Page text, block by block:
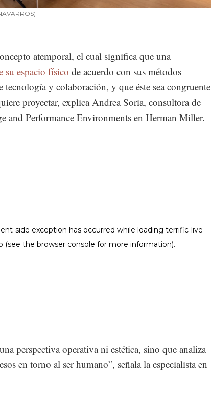
atemporal, el cual significa que una
su espacio físico de acuerdo con sus métodos
tecnología y colaboración, y que éste sea congruente
proyectar, explica Andrea Soria, consultora de
and Performance Environments en Herman Miller.
perspectiva operativa ni estética, sino que analiza
en torno al ser humano”, señala la especialista en